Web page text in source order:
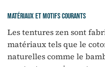
Matériaux et motifs courants
Les tentures zen sont
matériaux tels que le
naturelles comme le